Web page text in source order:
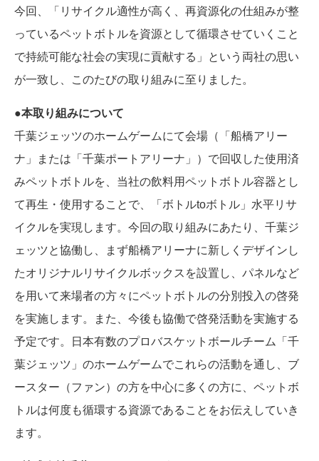
今回、「リサイクル適性が高く、再資源化の仕組みが整
っているペットボトルを資源として循環させていくこと
で持続可能な社会の実現に貢献する」という両社の思い
が一致し、このたびの取り組みに至りました。
●本取り組みについて
千葉ジェッツのホームゲームにて会場（「船橋アリー
ナ」または「千葉ポートアリーナ」）で回収した使用済
みペットボトルを、当社の飲料用ペットボトル容器とし
て再生・使用することで、「ボトルtoボトル」水平リサ
イクルを実現します。今回の取り組みにあたり、千葉ジ
ェッツと協働し、まず船橋アリーナに新しくデザインし
たオリジナルリサイクルボックスを設置し、パネルなど
を用いて来場者の方々にペットボトルの分別投入の啓発
を実施します。また、今後も協働で啓発活動を実施する
予定です。日本有数のプロバスケットボールチーム「千
葉ジェッツ」のホームゲームでこれらの活動を通し、ブ
ースター（ファン）の方を中心に多くの方に、ペットボ
トルは何度も循環する資源であることをお伝えしていき
ます。